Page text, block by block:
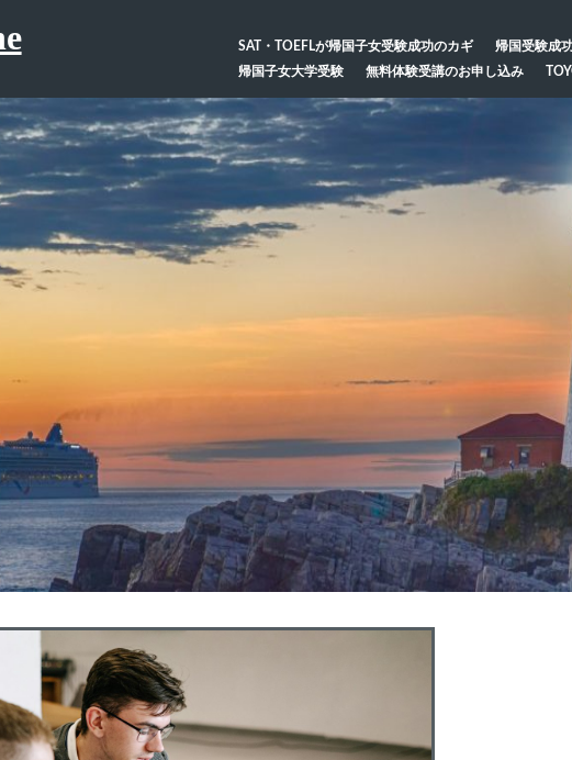
SAT・TOEFLが帰国子女受験成功のカギ 帰国受験成
帰国子女大学受験
無料体験受講のお申し込み